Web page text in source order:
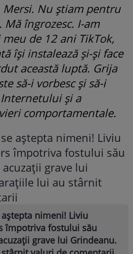
Mersi. Nu știam pentru
Mă îngrozesc. I-am
de 12 ani TikTok,
își instalează și-și face
această luptă. Grija
să-i vorbesc și să-i
și a
comportamentale.
aștepta nimeni! Liviu
împotriva fostului său
grave lui Grindeanu.